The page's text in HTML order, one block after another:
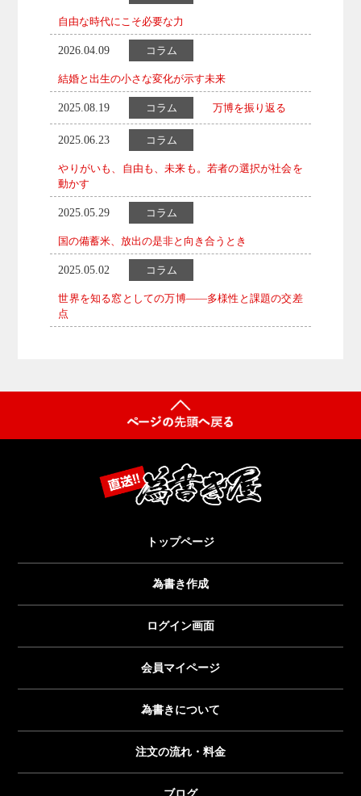
自由な時代にこそ必要な力
2026.04.09 コラム
結婚と出生の小さな変化が示す未来
2025.08.19 コラム 万博を振り返る
2025.06.23 コラム
やりがいも、自由も、未来も。若者の選択が社会を
動かす
2025.05.29 コラム
国の備蓄米、放出の是非と向き合うとき
2025.05.02 コラム
世界を知る窓としての万博——多様性と課題の交差
点
トップページ
為書き作成
ログイン画面
会員マイページ
為書きについて
注文の流れ・料金